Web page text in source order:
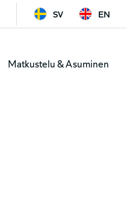
SV EN
Matkustelu & Asuminen